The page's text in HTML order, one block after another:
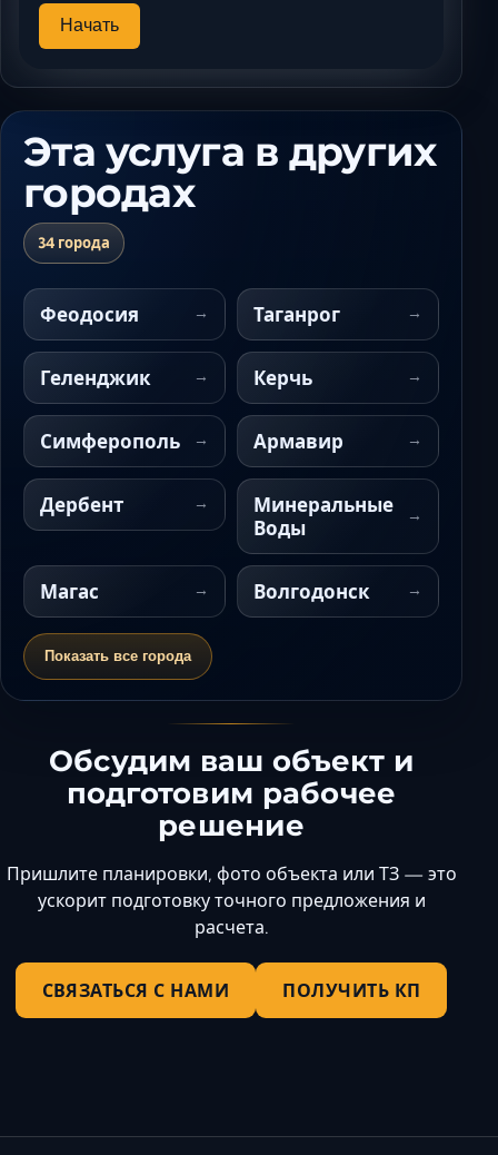
Начать
Эта услуга в других
городах
34 города
Феодосия Таганрог
Геленджик Керчь
Симферополь Армавир
Дербент
Минеральные
Воды
Магас Волгодонск
Показать все города
Обсудим ваш объект и
подготовим рабочее
решение
Пришлите планировки, фото объекта или ТЗ — это
ускорит подготовку точного предложения и
расчета.
СВЯЗАТЬСЯ С НАМИ ПОЛУЧИТЬ КП